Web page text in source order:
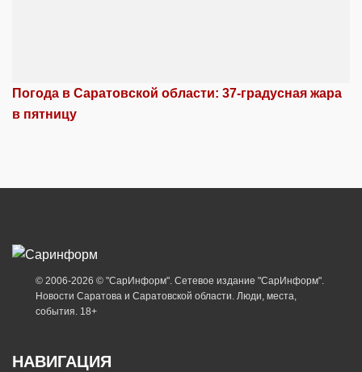
Погода в Саратовской области: 37-градусная жара
в пятницу
© 2006-2026 © "СарИнформ". Сетевое издание "СарИнформ".
Новости Саратова и Саратовской области. Люди, места,
события. 18+
НАВИГАЦИЯ